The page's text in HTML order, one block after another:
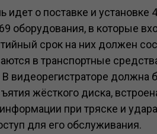
идет о поставке и установке
оборудования, в которые
срок на них должен
в транспортные
видеорегистраторе должна
жёсткого диска,
при тряске и
для его обслуживания.